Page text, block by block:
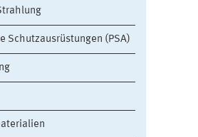
Schutzausrüstungen (PSA)